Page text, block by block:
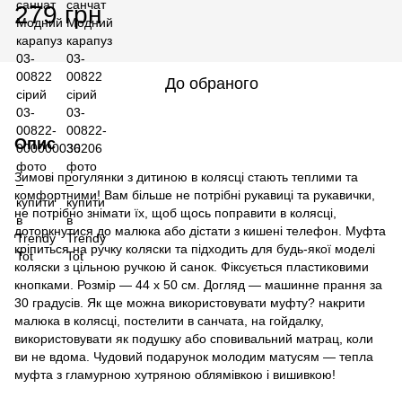
279 грн
До обраного
Опис
Зимові прогулянки з дитиною в колясці стають теплими та
комфортними! Вам більше не потрібні рукавиці та рукавички,
не потрібно знімати їх, щоб щось поправити в колясці,
доторкнутися до малюка або дістати з кишені телефон. Муфта
кріпиться на ручку коляски та підходить для будь-якої моделі
коляски з цільною ручкою й санок. Фіксується пластиковими
кнопками. Розмір — 44 х 50 см. Догляд — машинне прання за
30 градусів. Як ще можна використовувати муфту? накрити
малюка в колясці, постелити в санчата, на гойдалку,
використовувати як подушку або сповивальний матрац, коли
ви не вдома. Чудовий подарунок молодим матусям — тепла
муфта з гламурною хутряною облямівкою і вишивкою!